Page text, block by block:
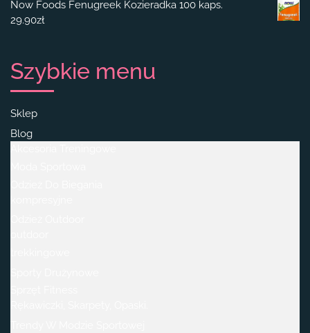
Now Foods Fenugreek Kozieradka 100 kaps.
29.90zł
Szybkie menu
Sklep
Blog